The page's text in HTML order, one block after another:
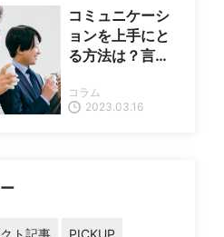
コミュニケーシ
ョンを上手にと
る方法は？言い
めるポイントを
紹介2023.03.16
コラム
ト記事 PICKUP